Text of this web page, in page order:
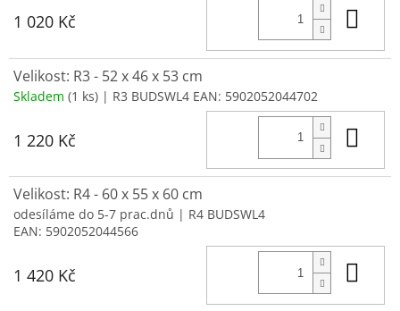
1 020 Kč
Velikost: R3 - 52 x 46 x 53 cm
Skladem (1 ks) | R3 BUDSWL4 EAN: 5902052044702
1 220 Kč
Velikost: R4 - 60 x 55 x 60 cm
odesíláme do 5-7 prac.dnů | R4 BUDSWL4
EAN: 5902052044566
1 420 Kč